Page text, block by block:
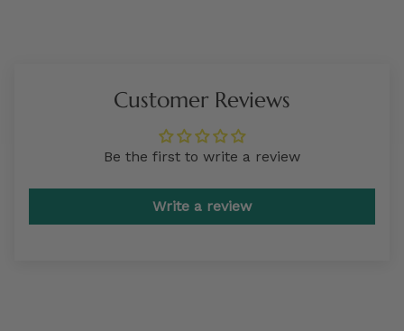
Customer Reviews
Be the first to write a review
Write a review